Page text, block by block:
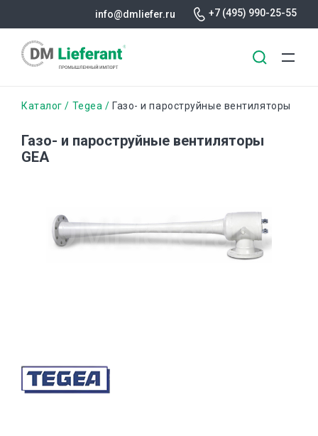
основному
содержанию
info@dmliefer.ru +7 (495) 990-25-55
Строка
навигации
Каталог Tegea Газо- и пароструйные вентиляторы
Газо- и пароструйные вентиляторы
GEA